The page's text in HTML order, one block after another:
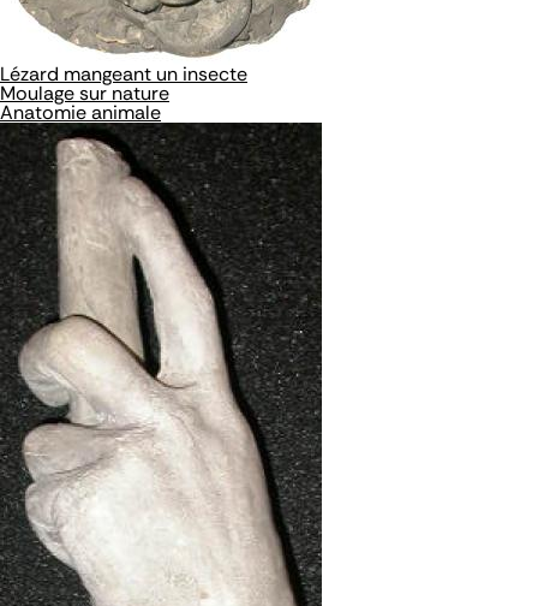
Lézard mangeant un insecte
Moulage sur nature
Anatomie animale